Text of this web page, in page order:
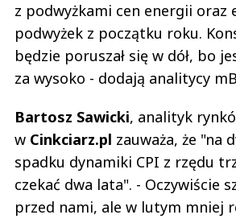
z podwyżkami cen energii oraz
podwyżek z początku roku.
będzie poruszał się w dół, bo
za wysoko - dodają analitycy
Bartosz Sawicki, analityk
w Cinkciarz.pl zauważa, że "na
spadku dynamiki CPI z rzędu
czekać dwa lata". - Oczywiście
przed nami, ale w lutym mniej